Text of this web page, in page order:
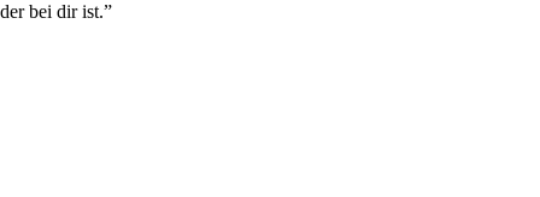
bei dir ist.”